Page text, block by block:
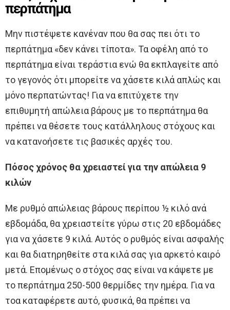
περπάτημα
Μην πιστέψετε κανέναν που θα σας πει ότι το
περπάτημα «δεν κάνει τίποτα». Τα οφέλη από το
περπάτημα είναι τεράστια ενώ θα εκπλαγείτε από
το γεγονός ότι μπορείτε να χάσετε κιλά απλώς και
μόνο περπατώντας! Για να επιτύχετε την
επιθυμητή απώλεια βάρους με το περπάτημα θα
πρέπει να θέσετε τους κατάλληλους στόχους και
να κατανοήσετε τις βασικές αρχές του.
Πόσος χρόνος θα χρειαστεί για την απώλεια 9
κιλών
Με ρυθμό απώλειας βάρους περίπου ½ κιλό ανά
εβδομάδα, θα χρειαστείτε γύρω στις 20 εβδομάδες
για να χάσετε 9 κιλά. Αυτός ο ρυθμός είναι ασφαλής
και θα διατηρηθείτε στα κιλά σας για αρκετό καιρό
μετά. Επομένως ο στόχος σας είναι να κάψετε με
το περπάτημα 250-500 θερμίδες την ημέρα. Για να
τοα καταφέρετε αυτό, φυσικά, θα πρέπει να